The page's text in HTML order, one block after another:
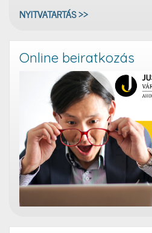
NYITVATARTÁS >>
Online beiratkozás